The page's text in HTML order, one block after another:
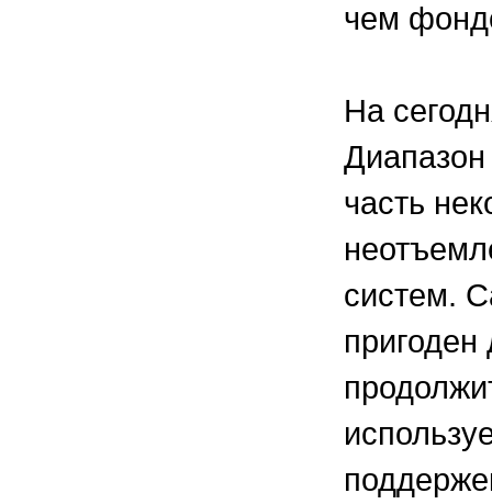
чем
На
Диапазон
часть
систем.